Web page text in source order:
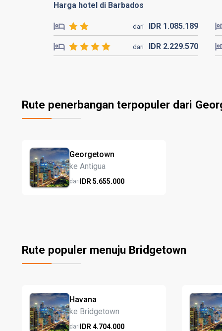
Harga hotel di Barbados
dari IDR 1.085.189
dari IDR 2.229.570
Rute penerbangan terpopuler dari
Georgetown
ke Antigua
dariIDR 5.655.000
Rute populer menuju Bridgetown
Havana
ke Bridgetown
dariIDR 4.704.000